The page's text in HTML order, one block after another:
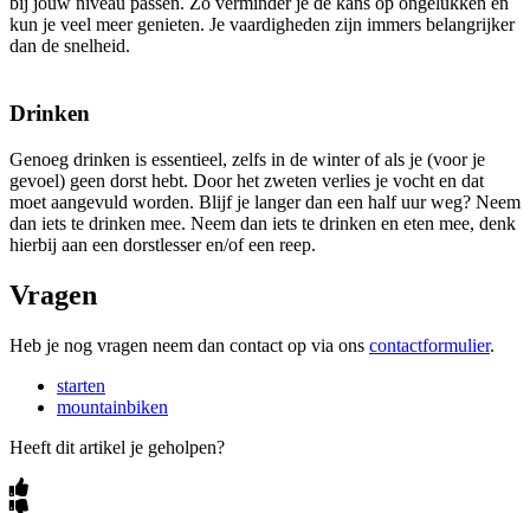
kun je veel meer genieten. Je vaardigheden zijn immers belangrijker
dan de snelheid.
Drinken
Genoeg drinken is essentieel, zelfs in de winter of als je (voor je
gevoel) geen dorst hebt. Door het zweten verlies je vocht en dat
moet aangevuld worden. Blijf je langer dan een half uur weg? Neem
dan iets te drinken mee. Neem dan iets te drinken en eten mee, denk
hierbij aan een dorstlesser en/of een reep.
Vragen
Heb je nog vragen neem dan contact op via ons contactformulier.
starten
mountainbiken
Heeft dit artikel je geholpen?